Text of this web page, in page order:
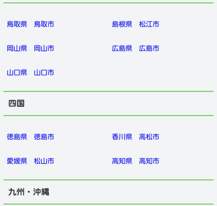
鳥取県 鳥取市 島根県 松江市
岡山県 岡山市 広島県 広島市
山口県 山口市
四国
徳島県 徳島市 香川県 高松市
愛媛県 松山市 高知県 高知市
九州・沖縄